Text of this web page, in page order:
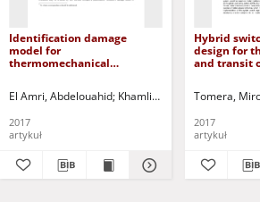
Identification damage
model for
thermomechanical
El Amri, Abdelouahid Khamlichi, Abdellatif El
2017
artykuł
Hybrid
design for
and transit
Tomera,
2017
artykuł